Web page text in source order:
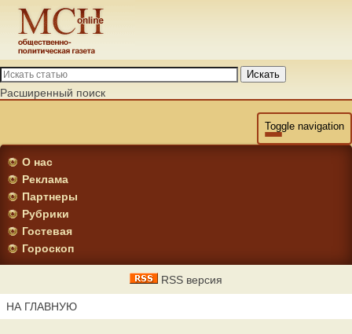
Искать
Расширенный поиск
Toggle navigation
О нас
Реклама
Партнеры
Рубрики
Гостевая
Гороскоп
RSS версия
НА ГЛАВНУЮ